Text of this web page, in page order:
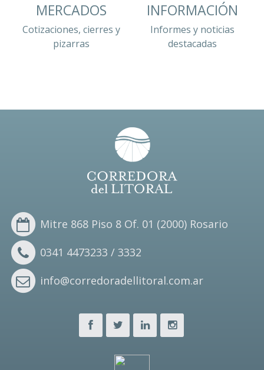
MERCADOS
Cotizaciones, cierres y
pizarras
INFORMACIÓN
Informes y noticias
destacadas
Mitre 868 Piso 8 Of. 01 (2000) Rosario
0341 4473233 / 3332
info@corredoradellitoral.com.ar